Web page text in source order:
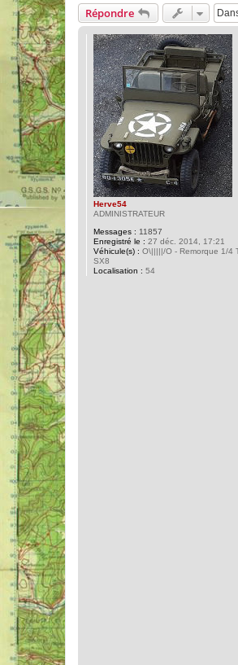
Répondre
Herve54
ADMINISTRATEUR
Messages : 11857
Enregistré le : 27 déc. 2014, 17:21
Véhicule(s) : O\|||||/O - Remorque 1/4
SX8
Localisation : 54